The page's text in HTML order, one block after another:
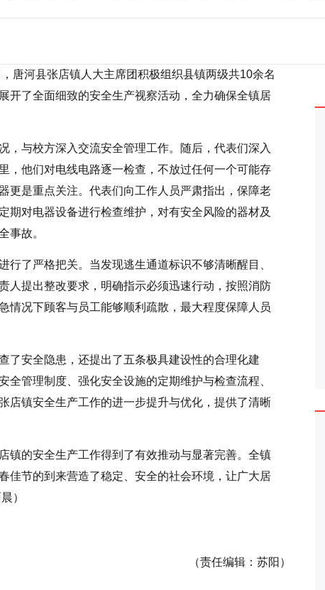
唐河县张店镇人大主席团积极组织县镇两级共10余名
开了全面细致的安全生产视察活动，全力确保全镇居
，与校方深入交流安全管理工作。随后，代表们深入
，他们对电线电路逐一检查，不放过任何一个可能存
更是重点关注。代表们向工作人员严肃指出，保障老
期对电器设备进行检查维护，对有安全风险的器材及
事故。
了严格把关。当发现逃生通道标识不够清晰醒目、
人提出整改要求，明确指示必须迅速行动，按照消防
情况下顾客与员工能够顺利疏散，最大程度保障人员
了安全隐患，还提出了五条极具建设性的合理化建
管理制度、强化安全设施的定期维护与检查流程、
店镇安全生产工作的进一步提升与优化，提供了清晰
镇的安全生产工作得到了有效推动与显著完善。全镇
佳节的到来营造了稳定、安全的社会环境，让广大居
）
（责任编辑：苏阳）